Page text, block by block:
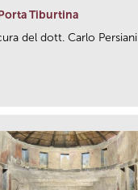
Tiburtina
del dott. Carlo Persiani